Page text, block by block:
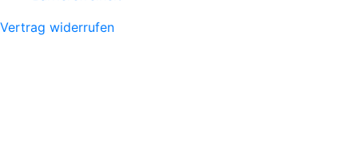
Vertrag widerrufen